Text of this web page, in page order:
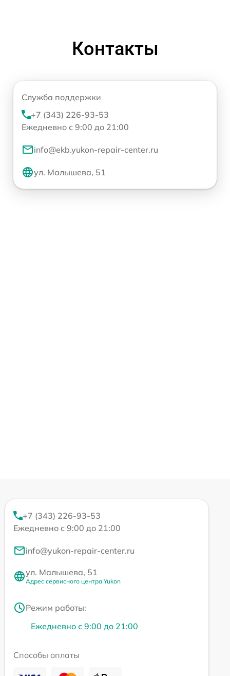
Контакты
Служба поддержки
+7 (343) 226-93-53
Ежедневно с 9:00 до 21:00
info@ekb.yukon-repair-center.ru
ул. Малышева, 51
+7 (343) 226-93-53
Ежедневно с 9:00 до 21:00
info@yukon-repair-center.ru
ул. Малышева, 51
Адрес сервисного центра Yukon
Режим работы:
Ежедневно с 9:00 до 21:00
Способы оплаты